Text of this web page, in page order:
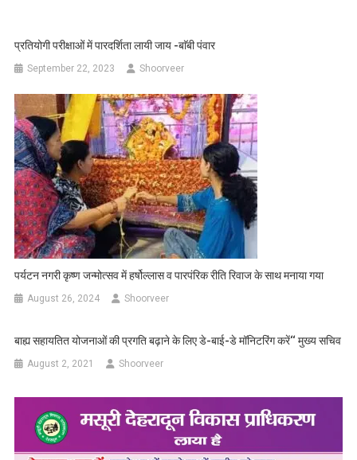
प्रतियोगी परीक्षाओं में पारदर्शिता लायी जाय -बाॅबी पंवार
September 22, 2023 Shoorveer
पर्यटन नगरी कृष्ण जन्मोत्सव में हर्षोल्लास व पारपंरिक रीति रिवाज के साथ मनाया गया
August 26, 2024 Shoorveer
बाह्य सहायतित योजनाओं की प्रगति बढ़ाने के लिए डे-बाई-डे मॉनिटरिंग करें‘‘ मुख्य सचिव
August 2, 2021 Shoorveer